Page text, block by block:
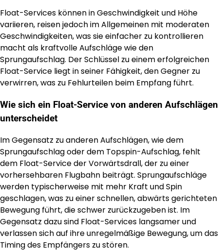
Float-Services können in Geschwindigkeit und Höhe
variieren, reisen jedoch im Allgemeinen mit moderaten
Geschwindigkeiten, was sie einfacher zu kontrollieren
macht als kraftvolle Aufschläge wie den
Sprungaufschlag. Der Schlüssel zu einem erfolgreichen
Float-Service liegt in seiner Fähigkeit, den Gegner zu
verwirren, was zu Fehlurteilen beim Empfang führt.
Wie sich ein Float-Service von anderen Aufschlägen
unterscheidet
Im Gegensatz zu anderen Aufschlägen, wie dem
Sprungaufschlag oder dem Topspin-Aufschlag, fehlt
dem Float-Service der Vorwärtsdrall, der zu einer
vorhersehbaren Flugbahn beiträgt. Sprungaufschläge
werden typischerweise mit mehr Kraft und Spin
geschlagen, was zu einer schnellen, abwärts gerichteten
Bewegung führt, die schwer zurückzugeben ist. Im
Gegensatz dazu sind Float-Services langsamer und
verlassen sich auf ihre unregelmäßige Bewegung, um das
Timing des Empfängers zu stören.